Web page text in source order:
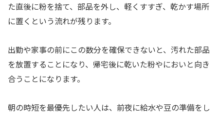
た直後に粉を捨て、部品を外し、軽くすすぎ、乾かす場所
に置くという流れが残ります。
出勤や家事の前にこの数分を確保できないと、汚れた部品
を放置することになり、帰宅後に乾いた粉やにおいと向き
合うことになります。
朝の時短を最優先したい人は、前夜に給水や豆の準備をし